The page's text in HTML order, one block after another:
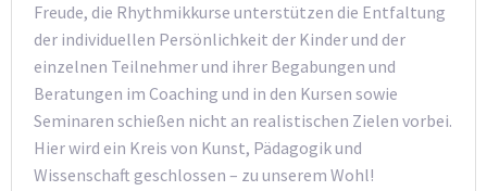
Freude, die Rhythmikkurse unterstützen die Entfaltung
der individuellen Persönlichkeit der Kinder und der
einzelnen Teilnehmer und ihrer Begabungen und
Beratungen im Coaching und in den Kursen sowie
Seminaren schießen nicht an realistischen Zielen vorbei.
Hier wird ein Kreis von Kunst, Pädagogik und
Wissenschaft geschlossen – zu unserem Wohl!